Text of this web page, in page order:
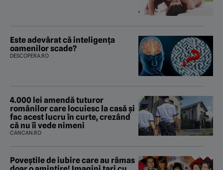
Este adevărat că inteligența
oamenilor scade?
DESCOPERA.RO
4.000 lei amendă tuturor
românilor care locuiesc la casă și
fac acest lucru în curte, crezând
că nu îi vede nimeni
CANCAN.RO
Poveştile de iubire care au rămas